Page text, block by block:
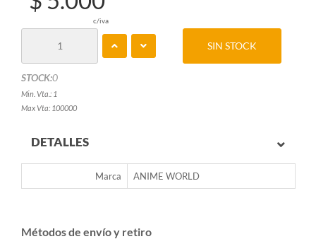
c/iva
STOCK:0
Min. Vta.: 1
Max Vta: 100000
SIN STOCK
DETALLES
Marca ANIME WORLD
Métodos de envío y retiro